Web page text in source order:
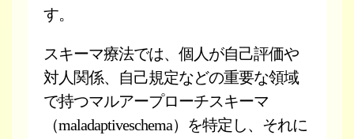
す。
スキーマ療法では、個人が自己評価や
対人関係、自己規定などの重要な領域
で持つマルアープローチスキーマ
（maladaptiveschema）を特定し、それに